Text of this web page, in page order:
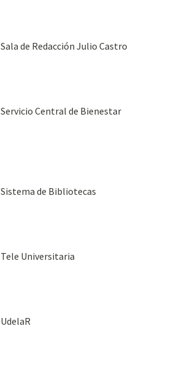
Sala de Redacción Julio Castro
Servicio Central de Bienestar
Sistema de Bibliotecas
Tele Universitaria
UdelaR